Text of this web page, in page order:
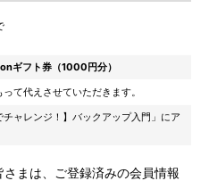
ギフト券（1000円分）
て代えさせていただきます。
ャレンジ！】バックアップ入門」にア
まは、ご登録済みの会員情報